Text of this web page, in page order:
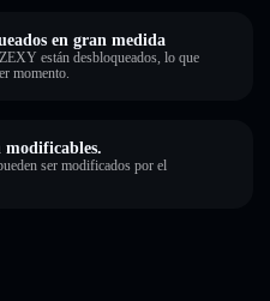
en gran medida
están desbloqueados, lo que
momento.
modificables.
ser modificados por el